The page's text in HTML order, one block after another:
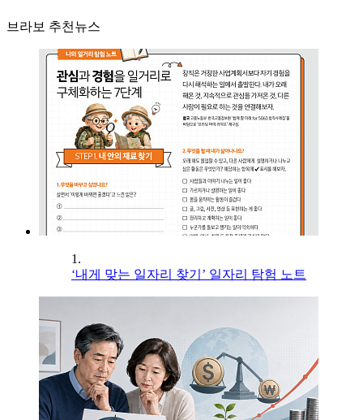
브라보 추천뉴스
1.
‘내게 맞는 일자리 찾기’ 일자리 탐험 노트